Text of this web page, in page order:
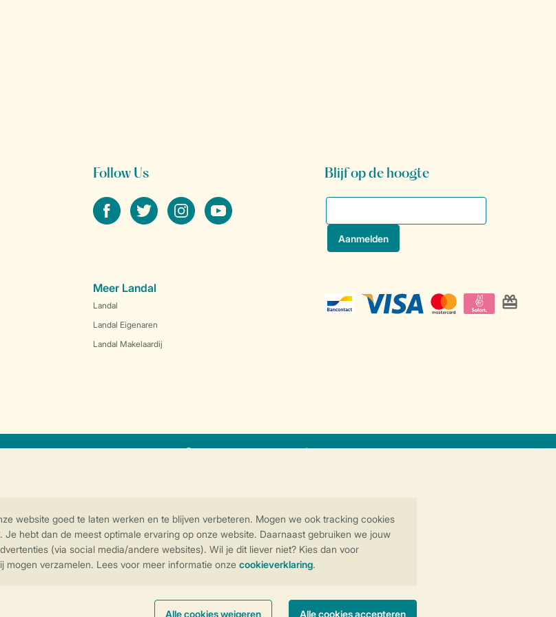
Instellingen wijzigen
Follow Us
facebooktwitter instagramyoutube
Blijf op de hoogte
Meer Landal
Landal
Landal Eigenaren
Landal Makelaardij